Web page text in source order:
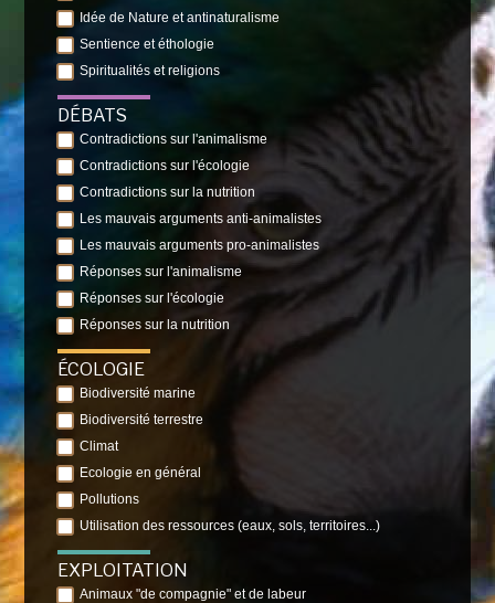
Idée de Nature et antinaturalisme
Sentience et éthologie
Spiritualités et religions
DÉBATS
Contradictions sur l'animalisme
Contradictions sur l'écologie
Contradictions sur la nutrition
Les mauvais arguments anti-animalistes
Les mauvais arguments pro-animalistes
Réponses sur l'animalisme
Réponses sur l'écologie
Réponses sur la nutrition
ÉCOLOGIE
Biodiversité marine
Biodiversité terrestre
Climat
Ecologie en général
Pollutions
Utilisation des ressources (eaux, sols, territoires...)
EXPLOITATION
Animaux "de compagnie" et de labeur